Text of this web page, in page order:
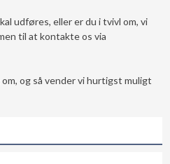
udføres, eller er du i tvivl om, vi
til at kontakte os via
og så vender vi hurtigst muligt